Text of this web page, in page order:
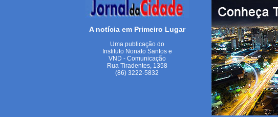
A notícia em Primeiro Lugar
Uma publicação do
Instituto Nonato Santos e
VND - Comunicação
Rua Tiradentes, 1358
(86) 3222-5832